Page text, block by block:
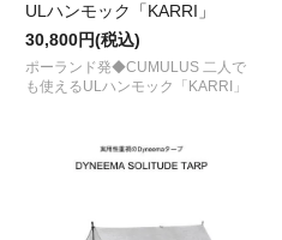
ULハンモック「KARRI」
30,800円(税込)
ポーランド発◆CUMULUS 二人で
も使えるULハンモック「KARRI」